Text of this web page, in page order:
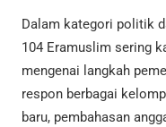
Dalam kategori politik
104 Eramuslim sering
mengenai langkah
respon berbagai
baru, pembahasan